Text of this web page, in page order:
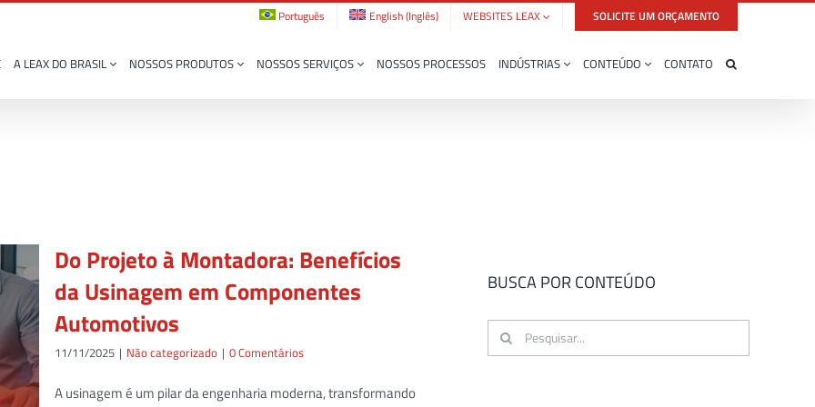
Português English(Inglês) WEBSITES LEAX SOLICITE UM ORÇAMENTO
A LEAX DO BRASIL NOSSOS PRODUTOS NOSSOS SERVIÇOS NOSSOS PROCESSOS INDÚSTRIAS CONTEÚDO CONTATO
Do Projeto à Montadora: Benefícios
da Usinagem em Componentes
Automotivos
11/11/2025 | Não categorizado | 0 Comentários
A usinagem é um pilar da engenharia moderna, transformando
BUSCA POR CONTEÚDO
Buscar
resultados